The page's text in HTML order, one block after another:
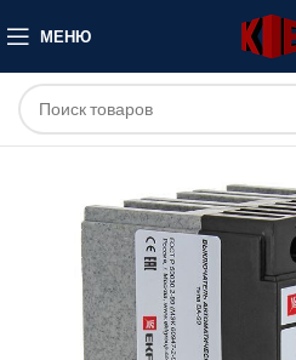
МЕНЮ